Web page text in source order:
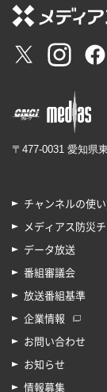
〒477-0031 愛知県
チャンネルの使
メディアス防災
データ放送
番組審議会
放送番組基準
企業情報
お問い合わせ
お知らせ
情報募集